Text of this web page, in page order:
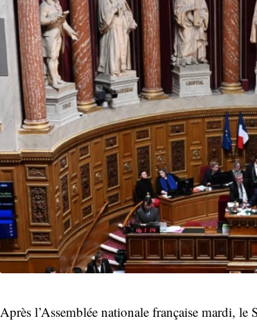
Après l’Assemblée nationale française mardi,